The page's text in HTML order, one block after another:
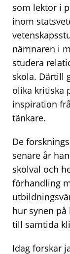
som lektor i
inom
nämnaren i
studera
skola. Därtill
olika kritiska
inspiration
tänkare.
De
senare år
skolval och
förhandling
hur synen
till samtida
Idag forskar